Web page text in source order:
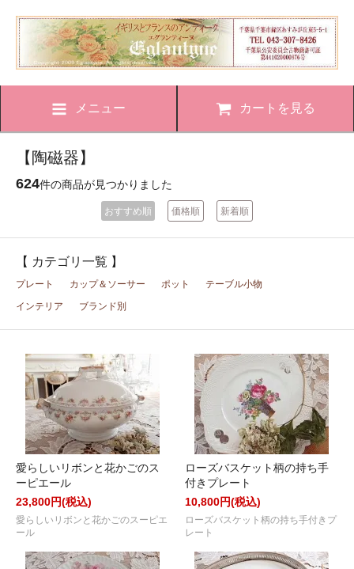
メニュー カートを見る
【陶磁器】
624件の商品が見つかりました
おすすめ順 価格順 新着順
【 カテゴリ一覧 】
プレート カップ＆ソーサー ポット
テーブル小物
インテリア
ブランド別
愛らしいリボンと花かごのス
ーピエール
23,800円(税込)
愛らしいリボンと花かごのスーピエ
ール
ローズバスケット柄の持ち手
付きプレート
10,800円(税込)
ローズバスケット柄の持ち手付きプ
レート